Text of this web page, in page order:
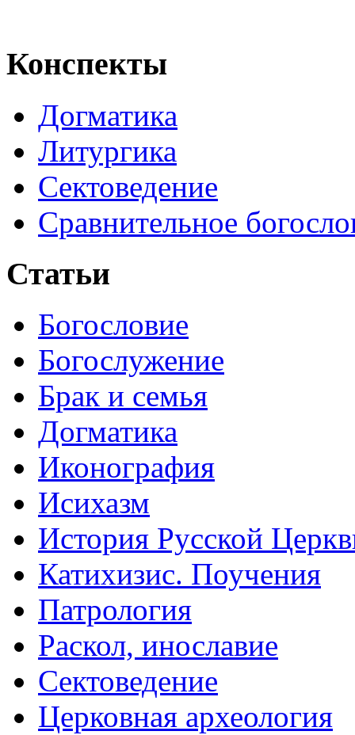
Конспекты
Догматика
Литургика
Сектоведение
Сравнительное
Статьи
Богословие
Богослужение
Брак и семья
Догматика
Иконография
Исихазм
История Русской
Катихизис. Поучения
Патрология
Раскол, инославие
Сектоведение
Церковная археология